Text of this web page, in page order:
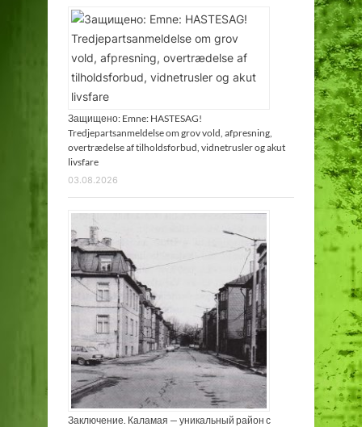
Защищено: Emne: HASTESAG!
Tredjepartsanmeldelse om grov vold, afpresning,
overtrædelse af tilholdsforbud, vidnetrusler og akut
livsfare
03.08.2026
Заключение. Каламая — уникальный район с